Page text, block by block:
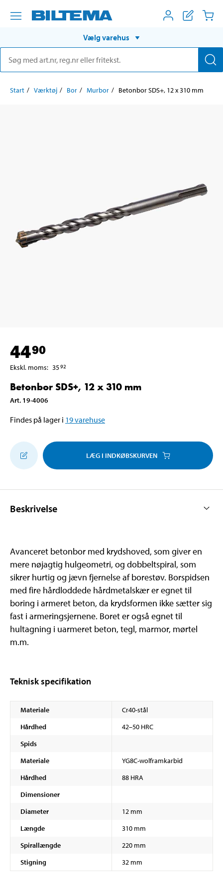
Vælg varehus
Start Værktøj Bor Murbor Betonbor SDS+, 12 x 310 mm
4490
Ekskl. moms: 3592
Betonbor SDS+, 12 x 310 mm
Art. 19-4006
Findes på lager i 19varehuse
LÆG I INDKØBSKURVEN
Beskrivelse
Avanceret betonbor med krydshoved, som giver en
mere nøjagtig hulgeometri, og dobbeltspiral, som
sikrer hurtig og jævn fjernelse af borestøv. Borspidsen
med fire hårdloddede hårdmetalskær er egnet til
boring i armeret beton, da krydsformen ikke sætter sig
fast i armeringsjernene. Boret er også egnet til
hultagning i uarmeret beton, tegl, marmor, mørtel
m.m.
Teknisk specifikation
Materiale
Cr40-stål
Hårdhed
42–50 HRC
Spids
Materiale
YG8C-wolframkarbid
Hårdhed
88 HRA
Dimensioner
Diameter
12 mm
Længde
310 mm
Spirallængde
220 mm
Stigning
32 mm